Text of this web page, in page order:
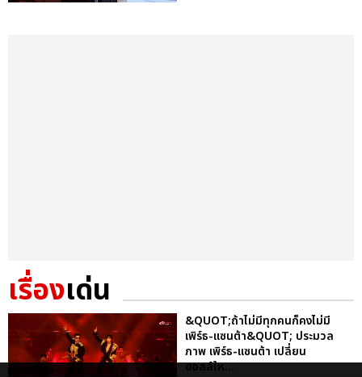
เรื่องเด่น
&QUOT;ถ้าไม่มีทุกคนก็คงไม่มี
เพิร์ธ-แซนต้า&QUOT; ประมวล
ภาพ เพิร์ธ-แซนต้า เปลี่ยน
ฮอลล์ให...